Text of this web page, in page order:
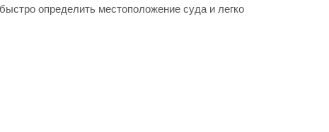
определить местоположение суда и легко